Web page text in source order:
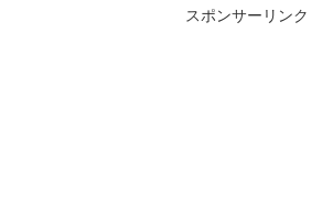
スポンサーリンク